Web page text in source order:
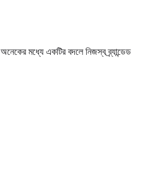
মধ্যে একটির বদলে নিজস্ব ব্র্যান্ডেড